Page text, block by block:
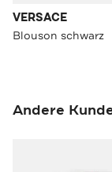
VERSACE
Blouson schwarz
Andere